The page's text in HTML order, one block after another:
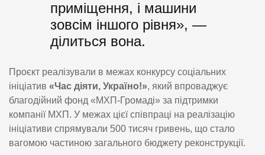
приміщення, і машини
зовсім іншого рівня», —
ділиться вона.
Проєкт реалізували в межах конкурсу соціальних
ініціатив «Час діяти, Україно!», який впроваджує
благодійний фонд «МХП-Громаді» за підтримки
компанії МХП. У межах цієї співпраці на реалізацію
ініціативи спрямували 500 тисяч гривень, що стало
вагомою частиною загального бюджету реконструкції.